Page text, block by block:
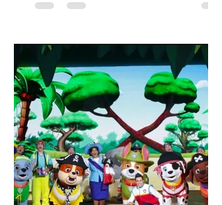
laboral en Chile. En un contexto donde el
experiencias laborales forman parte de la
realidad de miles de trabajadores, Trabajo
de Monos – Reflexiones de la Selva
Corporativa, del autor Mauricio Eduardo
Medina, ha trascendido el ámbito editorial